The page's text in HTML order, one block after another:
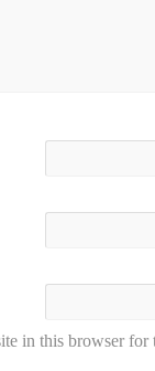
in this browser for